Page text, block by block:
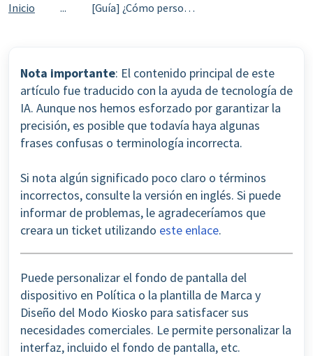
Inicio ... [Guía] ¿Cómo personalizar mi diseño en el modo Política o...
Nota importante: El contenido principal de este
artículo fue traducido con la ayuda de tecnología de
IA. Aunque nos hemos esforzado por garantizar la
precisión, es posible que todavía haya algunas
frases confusas o terminología incorrecta.
Si nota algún significado poco claro o términos
incorrectos, consulte la versión en inglés. Si puede
informar de problemas, le agradeceríamos que
creara un ticket utilizando este enlace.
Puede personalizar el fondo de pantalla del
dispositivo en Política o la plantilla de Marca y
Diseño del Modo Kiosko para satisfacer sus
necesidades comerciales. Le permite personalizar la
interfaz, incluido el fondo de pantalla, etc.